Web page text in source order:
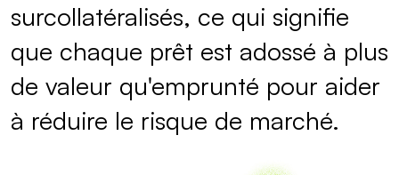
surcollatéralisés, ce qui signifie
que chaque prêt est adossé à plus
de valeur qu'emprunté pour aider
à réduire le risque de marché.